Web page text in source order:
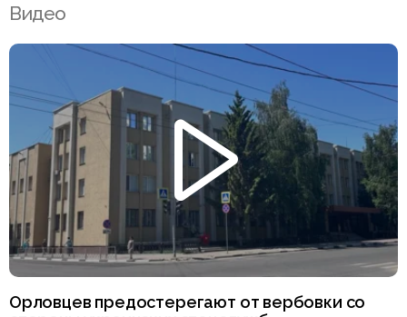
Видео
Орловцев предостерегают от вербовки со